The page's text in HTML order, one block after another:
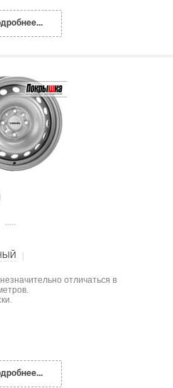
отличаться в